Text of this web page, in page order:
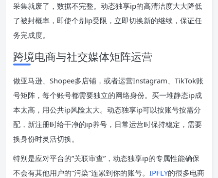
采集就废了，数据不完整。动态独享ip的高清洁度大大降低
了被封概率，即使个别ip受限，立即切换新的继续，保证任
务完成度。
跨境电商与社交媒体矩阵运营
做亚马逊、Shopee多店铺，或者运营Instagram、TikTok账
号矩阵，每个账号都需要独立的网络身份。买一堆静态ip成
本太高，用公共ip风险太大。动态独享ip可以按账号按需分
配，新注册时给干净的ip养号，日常运营时保持稳定，需要
换身份时灵活切换。
特别是应对平台的”关联审查”，动态独享ip的专属性能确保
不会有其他用户的”污染”连累到你的账号。 IPFLY的很多电商